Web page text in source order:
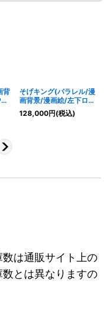
背
そげキング(パラレル/漫
画背景/漫画絵/左下ロゴ
無)【SEC/SP】{OP03-
122}
128,000円(税込)
は通販サイト上の
とは異なりますの